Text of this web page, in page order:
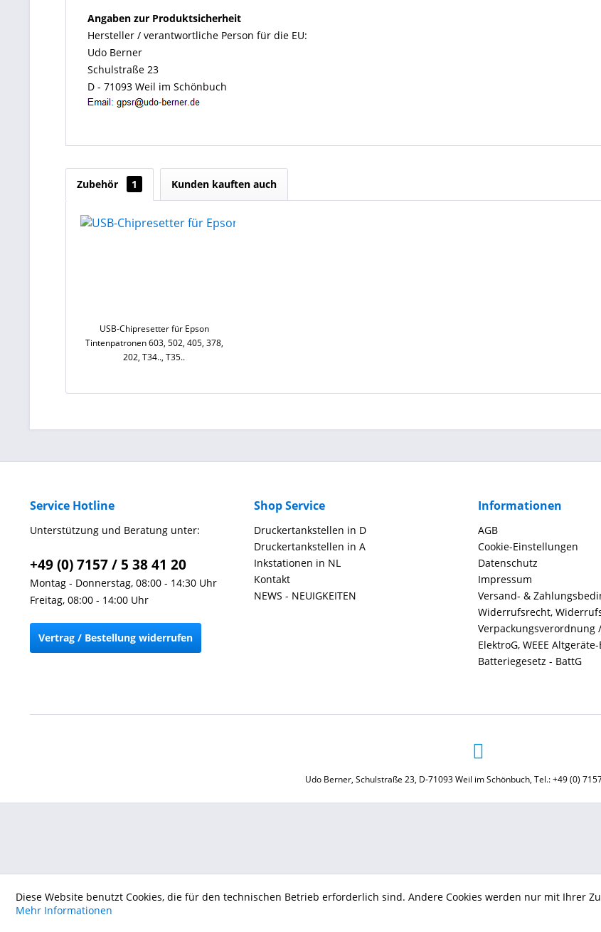
Angaben zur Produktsicherheit
Hersteller / verantwortliche Person für die EU:
Udo Berner
Schulstraße 23
D - 71093 Weil im Schönbuch
Zubehör 1 Kunden kauften auch
USB-Chipresetter für Epson
Tintenpatronen 603, 502, 405, 378,
202, T34.., T35..
Service Hotline
Unterstützung und Beratung unter:
+49 (0) 7157 / 5 38 41 20
Montag - Donnerstag, 08:00 - 14:30 Uhr
Freitag, 08:00 - 14:00 Uhr
Vertrag / Bestellung widerrufen
Shop Service
Druckertankstellen in D
Druckertankstellen in A
Inkstationen in NL
Kontakt
NEWS - NEUIGKEITEN
Informationen
AGB
Cookie-Einstellungen
Datenschutz
Impressum
Versand- &
Widerrufsrecht,
Verpackungsverordnung
ElektroG, WEEE
Batteriegesetz - BattG
Udo Berner, Schulstraße 23, D-71093 Weil im Schönbuch, Tel.: +49 (0)
Diese Website benutzt Cookies, die für den technischen Betrieb erforderlich sind. Andere Cookies werden nur mit Ihrer
Mehr Informationen